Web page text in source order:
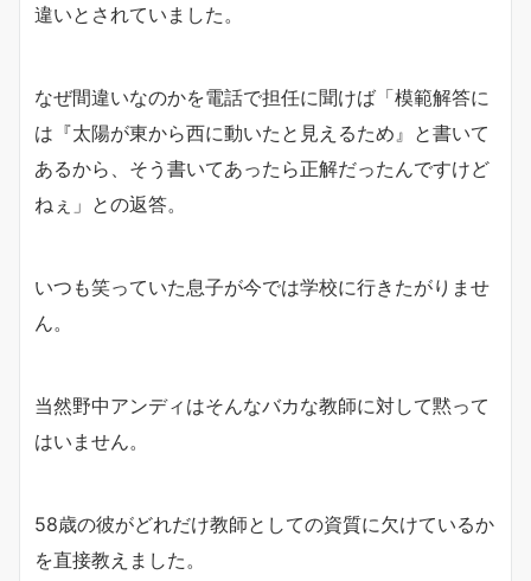
違いとされていました。
なぜ間違いなのかを電話で担任に聞けば「模範解答に
は『太陽が東から西に動いたと見えるため』と書いて
あるから、そう書いてあったら正解だったんですけど
ねぇ」との返答。
いつも笑っていた息子が今では学校に行きたがりませ
ん。
当然野中アンディはそんなバカな教師に対して黙って
はいません。
58歳の彼がどれだけ教師としての資質に欠けているか
を直接教えました。